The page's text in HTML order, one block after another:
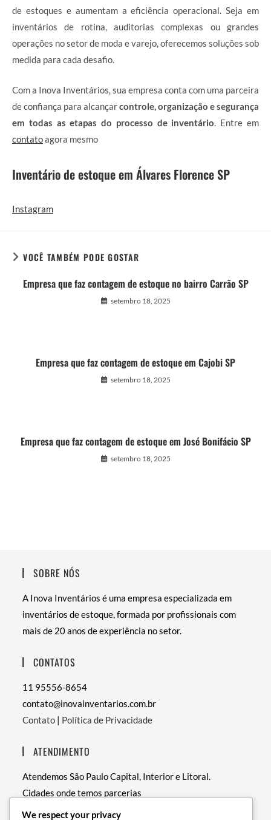
de estoques e aumentam a eficiência operacional. Seja em
inventários de rotina, auditorias complexas ou grandes
operações no setor de moda e varejo, oferecemos soluções sob
medida para cada desafio.
Com a Inova Inventários, sua empresa conta com uma parceira
de confiança para alcançarcontrole, organização e segurança
em todas as etapas do processo de inventário . Entre em
contatoagora mesmo
Inventário de estoque em Álvares Florence SP
Instagram
VOCÊ TAMBÉM PODE GOSTAR
Empresa que faz contagem de estoque no bairro Carrão SP
setembro 18, 2025
Empresa que faz contagem de estoque em Cajobi SP
setembro 18, 2025
Empresa que faz contagem de estoque em José Bonifácio SP
setembro 18, 2025
SOBRE NÓS
A Inova Inventários é uma empresa especializada em
inventários de estoque, formada por profissionais com
mais de 20 anos de experiência no setor.
CONTATOS
11 95556-8654
contato@inovainventarios.com.br
Contato | Política de Privacidade
ATENDIMENTO
Atendemos São Paulo Capital, Interior e Litoral.
Cidades onde temos parcerias
• RJ – Rio de Janeiro
We respect your privacy